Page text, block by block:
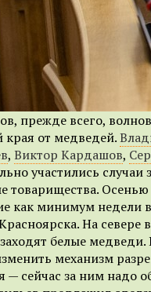
прежде всего,
края от медведей.
, Виктор Кардашов,
участились случаи
товарищества.
как минимум недели
На
белые
механизм
— сейчас за ним надо